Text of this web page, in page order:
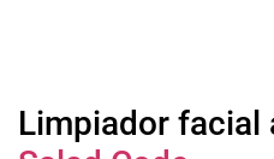
Limpiador facial